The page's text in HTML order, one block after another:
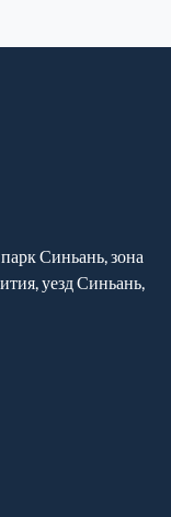
Синьань, зона
уезд Синьань,